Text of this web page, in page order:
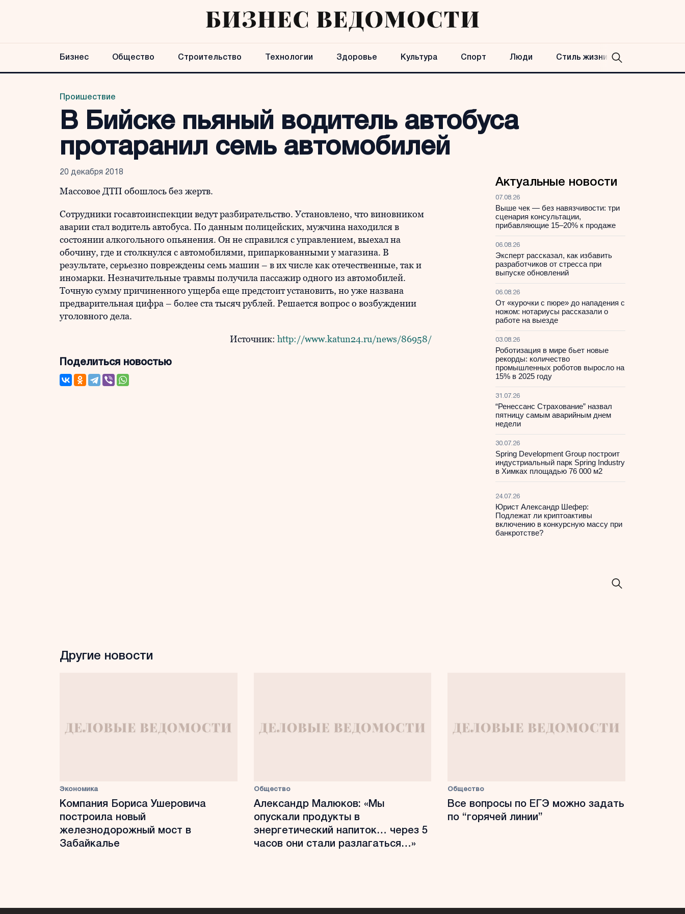
Бизнес Общество Строительство Технологии Здоровье Культура Спорт Люди Стиль жизни
Проишествие
В Бийске пьяный водитель автобуса
протаранил семь автомобилей
20 декабря 2018
Массовое ДТП обошлось без жертв.
Сотрудники госавтоинспекции ведут разбирательство. Установлено, что виновником
аварии стал водитель автобуса. По данным полицейских, мужчина находился в
состоянии алкогольного опьянения. Он не справился с управлением, выехал на
обочину, где и столкнулся с автомобилями, припаркованными у магазина. В
результате, серьезно повреждены семь машин – в их числе как отечественные, так и
иномарки. Незначительные травмы получила пассажир одного из автомобилей.
Точную сумму причиненного ущерба еще предстоит установить, но уже названа
предварительная цифра – более ста тысяч рублей. Решается вопрос о возбуждении
уголовного дела.
Источник: http://www.katun24.ru/news/86958/
Поделиться новостью
Актуальные новости
07.08.26
Выше чек — без навязчивости: три
сценария консультации,
прибавляющие 15–20% к продаже
06.08.26
Эксперт рассказал, как избавить
разработчиков от стресса при
выпуске обновлений
06.08.26
От «курочки с пюре» до нападения с
ножом: нотариусы рассказали о
работе на выезде
03.08.26
Роботизация в мире бьет новые
рекорды: количество
промышленных роботов выросло на
15% в 2025 году
31.07.26
“Ренессанс Страхование” назвал
пятницу самым аварийным днем
недели
30.07.26
Spring Development Group построит
индустриальный парк Spring Industry
в Химках площадью 76 000 м2
24.07.26
Юрист Александр Шефер:
Подлежат ли криптоактивы
включению в конкурсную массу при
банкротстве?
Другие новости
Экономика
Компания Бориса Ушеровича
построила новый
железнодорожный мост в
Забайкалье
Общество
Александр Малюков: «Мы
опускали продукты в
энергетический напиток… через 5
часов они стали разлагаться…»
Общество
Все вопросы по ЕГЭ можно задать
по “горячей линии”